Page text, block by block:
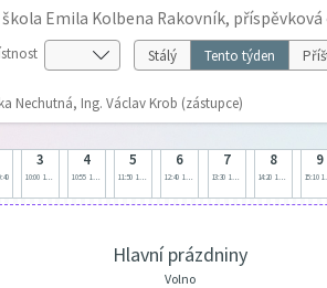
Emila Kolbena Rakovník,
Stálý Tento týden
Nechutná, Ing. Václav Krob (zástupce)
3
10:00 10:45
4
10:55 11:40
5
11:50 12:35
6
12:40 13:25
7
13:30 14:15
8
14:20 15:05
9
15:10
Hlavní prázdniny
Volno